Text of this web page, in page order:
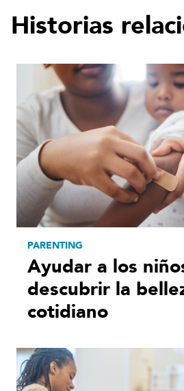
Historias
PARENTING
Ayudar a los
descubrir la
cotidiano